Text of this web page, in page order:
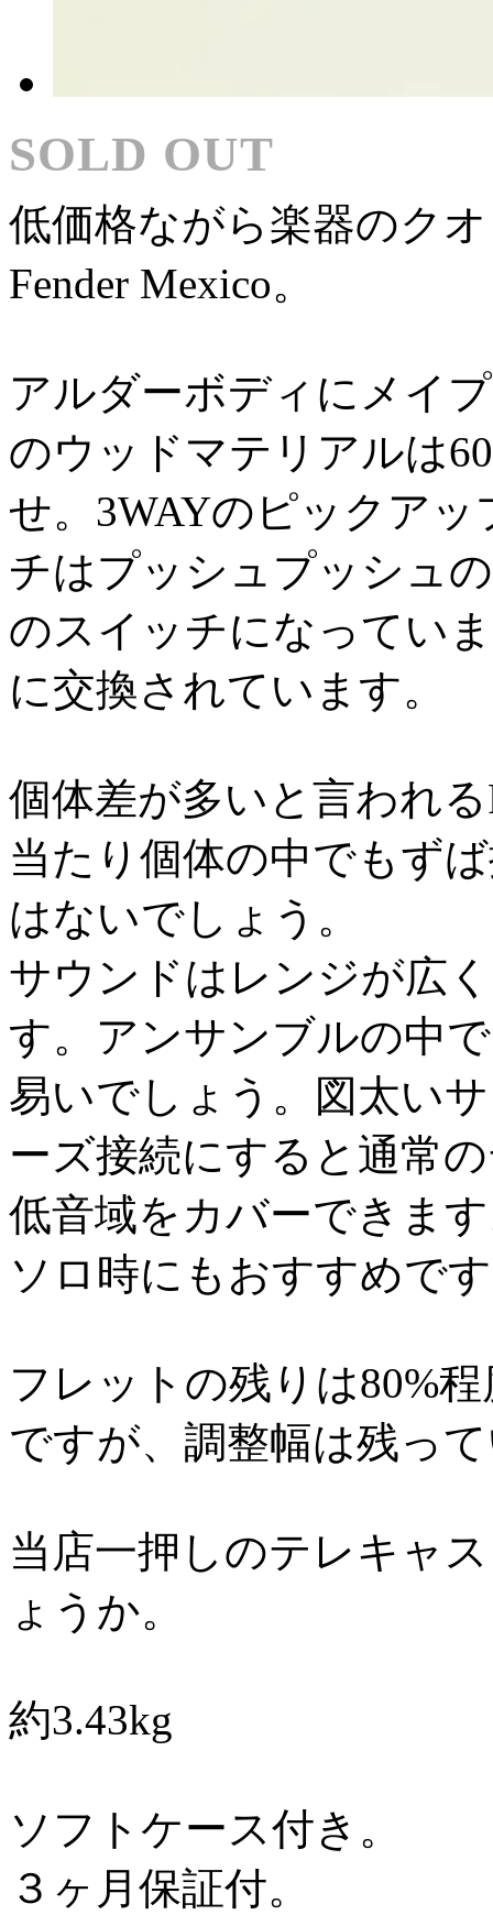
SOLD OUT
低価格ながら楽器のク
Fender Mexico。
アルダーボディにメイ
のウッドマテリアルは
せ。3WAYのピックア
チはプッシュプッシュ
のスイッチになってい
に交換されています。
個体差が多いと言われ
当たり個体の中でもず
はないでしょう。
サウンドはレンジが広
す。アンサンブルの中
易いでしょう。図太い
ーズ接続にすると通常
低音域をカバーできま
ソロ時にもおすすめで
フレットの残りは80%
ですが、調整幅は残っ
当店一押しのテレキャ
ょうか。
約3.43kg
ソフトケース付き。
３ヶ月保証付。